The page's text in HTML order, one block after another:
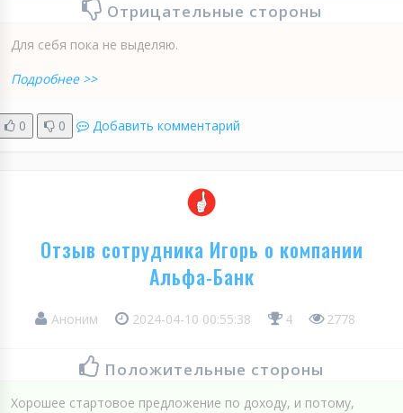
Отрицательные стороны
Для себя пока не выделяю.
Подробнее >>
0 0 Добавить комментарий
Отзыв сотрудника Игорь о компании
Альфа-Банк
Аноним 2024-04-10 00:55:38 4 2778
Положительные стороны
Хорошее стартовое предложение по доходу, и потому,